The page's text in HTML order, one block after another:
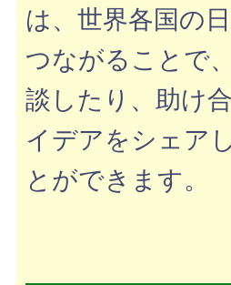
は、 世界各国の
つながることで、
談したり、助け
イデアをシェア
とができます。